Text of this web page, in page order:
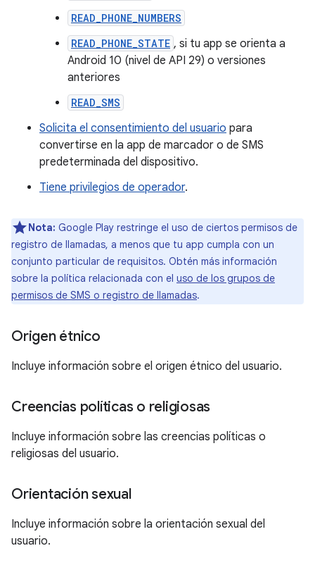
READ_PHONE_NUMBERS
READ_PHONE_STATE , si tu app se orienta a
Android 10 (nivel de API 29) o versiones
anteriores
READ_SMS
Solicita el consentimiento del usuario para
convertirse en la app de marcador o de SMS
predeterminada del dispositivo.
Tiene privilegios de operador.
Nota: Google Play restringe el uso de ciertos permisos de
registro de llamadas, a menos que tu app cumpla con un
conjunto particular de requisitos. Obtén más información
sobre la política relacionada con el uso de los grupos de
permisos de SMS o registro de llamadas.
Origen étnico
Incluye información sobre el origen étnico del usuario.
Creencias políticas o religiosas
Incluye información sobre las creencias políticas o
religiosas del usuario.
Orientación sexual
Incluye información sobre la orientación sexual del
usuario.